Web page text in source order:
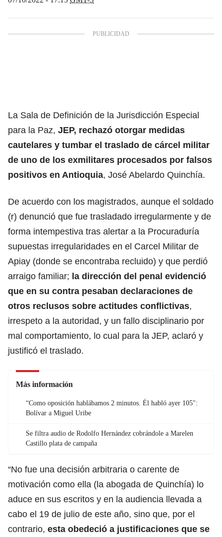
La Sala de Definición de la Jurisdicción Especial
para la Paz, JEP, rechazó otorgar medidas
cautelares y tumbar el traslado de cárcel militar
de uno de los exmilitares procesados por falsos
positivos en Antioquia, José Abelardo Quinchía.
De acuerdo con los magistrados, aunque el soldado
(r) denunció que fue trasladado irregularmente y de
forma intempestiva tras alertar a la Procuraduría
supuestas irregularidades en el Carcel Militar de
Apiay (donde se encontraba recluido) y que perdió
arraigo familiar; la dirección del penal evidenció
que en su contra pesaban declaraciones de
otros reclusos sobre actitudes conflictivas,
irrespeto a la autoridad, y un fallo disciplinario por
mal comportamiento, lo cual para la JEP, aclaró y
justificó el traslado.
Más información
“Como oposición hablábamos 2 minutos. Él habló ayer 105″:
Bolívar a Miguel Uribe
Se filtra audio de Rodolfo Hernández cobrándole a Marelen
Castillo plata de campaña
“No fue una decisión arbitraria o carente de
motivación como ella (la abogada de Quinchía) lo
aduce en sus escritos y en la audiencia llevada a
cabo el 19 de julio de este año, sino que, por el
contrario, esta obedeció a justificaciones que se